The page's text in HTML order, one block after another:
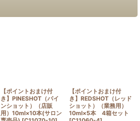
【ポイントおまけ付
き】PINESHOT（パイ
ンショット）（店販
用）10ml×10本(サロン
【ポイントおまけ付
き】REDSHOT（レッド
ショット）（業務用）
10ml×5本 4箱セット